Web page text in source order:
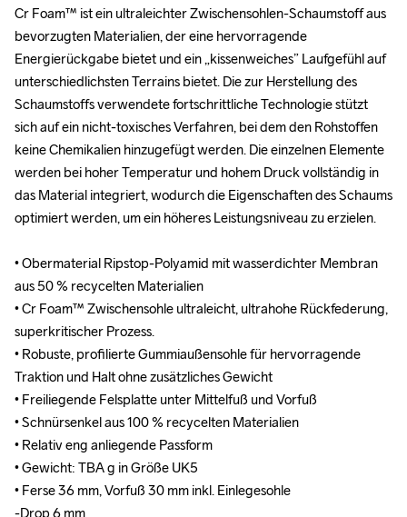
Cr Foam™ ist ein ultraleichter Zwischensohlen-Schaumstoff aus
bevorzugten Materialien, der eine hervorragende
Energierückgabe bietet und ein „kissenweiches” Laufgefühl auf
unterschiedlichsten Terrains bietet. Die zur Herstellung des
Schaumstoffs verwendete fortschrittliche Technologie stützt
sich auf ein nicht-toxisches Verfahren, bei dem den Rohstoffen
keine Chemikalien hinzugefügt werden. Die einzelnen Elemente
werden bei hoher Temperatur und hohem Druck vollständig in
das Material integriert, wodurch die Eigenschaften des Schaums
optimiert werden, um ein höheres Leistungsniveau zu erzielen.
• Obermaterial Ripstop-Polyamid mit wasserdichter Membran
aus 50 % recycelten Materialien
• Cr Foam™ Zwischensohle ultraleicht, ultrahohe Rückfederung,
superkritischer Prozess.
• Robuste, profilierte Gummiaußensohle für hervorragende
Traktion und Halt ohne zusätzliches Gewicht
• Freiliegende Felsplatte unter Mittelfuß und Vorfuß
• Schnürsenkel aus 100 % recycelten Materialien
• Relativ eng anliegende Passform
• Gewicht: TBA g in Größe UK5
• Ferse 36 mm, Vorfuß 30 mm inkl. Einlegesohle
-Drop 6 mm
Cr Foam™ ist ein ultraleichter Zwischensohlen-Schaumstoff aus
bevorzugten Materialien, der eine hervorragende
Energierückgabe bietet und ein „kissenweiches” Laufgefühl auf
unterschiedlichsten Terrains bietet. Die zur Herstellung des
Schaumstoffs verwendete fortschrittliche Technologie stützt
sich auf ein nicht-toxisches Verfahren, bei dem den Rohstoffen
keine Chemikalien hinzugefügt werden. Die einzelnen Elemente
werden bei hoher Temperatur und hohem Druck vollständig in
das Material integriert, wodurch die Eigenschaften des Schaums
optimiert werden, um ein höheres Leistungsniveau zu erzielen.
• Obermaterial Ripstop-Polyamid mit wasserdichter Membran
aus 50 % recycelten Materialien
• Cr Foam™ Zwischensohle ultraleicht, ultrahohe Rückfederung,
superkritischer Prozess.
• Robuste, profilierte Gummiaußensohle für hervorragende
Traktion und Halt ohne zusätzliches Gewicht
• Freiliegende Felsplatte unter Mittelfuß und Vorfuß
• Schnürsenkel aus 100 % recycelten Materialien
• Relativ eng anliegende Passform
• Gewicht: TBA g in Größe UK5
• Ferse 36 mm, Vorfuß 30 mm inkl. Einlegesohle
-Drop 6 mm